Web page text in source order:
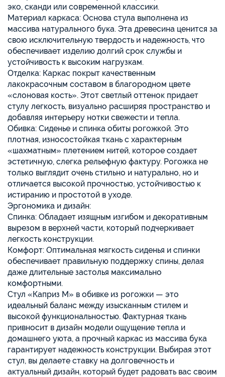
эко, сканди или современной классики.
Материал каркаса: Основа стула выполнена из
массива натурального бука. Эта древесина ценится за
свою исключительную твердость и надежность, что
обеспечивает изделию долгий срок службы и
устойчивость к высоким нагрузкам.
Отделка: Каркас покрыт качественным
лакокрасочным составом в благородном цвете
«слоновая кость». Этот светлый оттенок придает
стулу легкость, визуально расширяя пространство и
добавляя интерьеру нотки свежести и тепла.
Обивка: Сиденье и спинка обиты рогожкой. Это
плотная, износостойкая ткань с характерным
«шахматным» плетением нитей, которое создает
эстетичную, слегка рельефную фактуру. Рогожка не
только выглядит очень стильно и натурально, но и
отличается высокой прочностью, устойчивостью к
истиранию и простотой в уходе.
Эргономика и дизайн:
Спинка: Обладает изящным изгибом и декоративным
вырезом в верхней части, который подчеркивает
легкость конструкции.
Комфорт: Оптимальная мягкость сиденья и спинки
обеспечивает правильную поддержку спины, делая
даже длительные застолья максимально
комфортными.
Стул «Каприз М» в обивке из рогожки — это
идеальный баланс между изысканным стилем и
высокой функциональностью. Фактурная ткань
привносит в дизайн модели ощущение тепла и
домашнего уюта, а прочный каркас из массива бука
гарантирует надежность конструкции. Выбирая этот
стул, вы делаете ставку на долговечность и
актуальный дизайн, который будет радовать вас своим